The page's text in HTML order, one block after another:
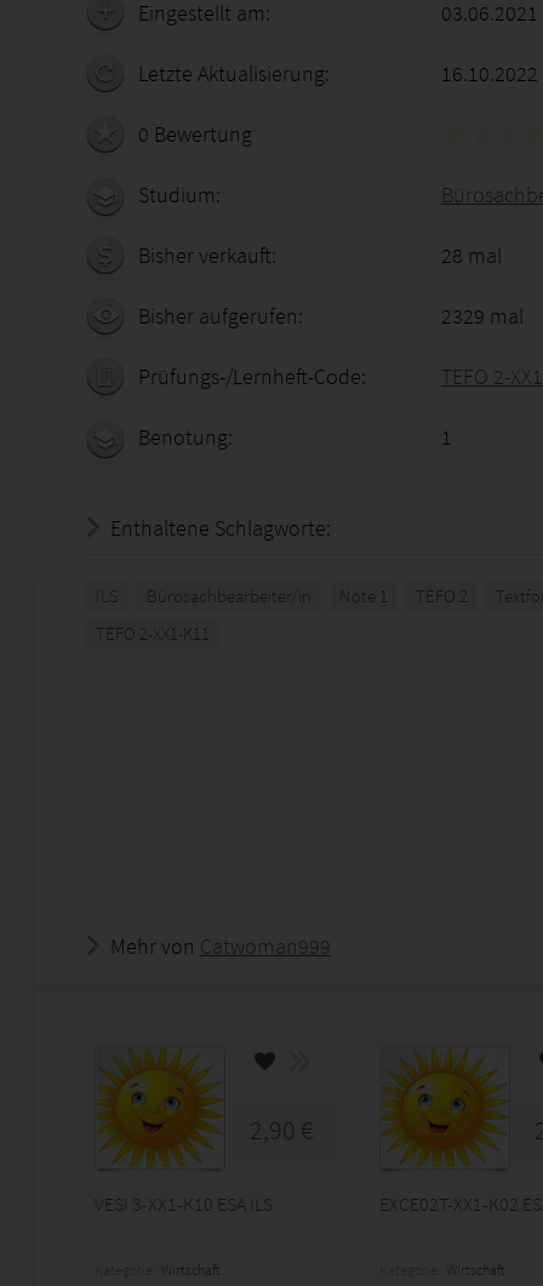
Eingestellt am:
Letzte Aktualisierung: 16.10.2022
0 Bewertung
Studium:
Bisher verkauft: 28 mal
Bisher aufgerufen: 2329 mal
Prüfungs-/Lernheft-Code: TEFO 2-
Benotung: 1
Enthaltene Schlagworte:
ILS Bürosachbearbeiter/in Note 1 TEFO 2
TEFO 2-XX1-K11
Mehr von Catwoman999
2,90 €
VESI 3-XX1-K10 ESA ILS
Wirtschaft
EXCE02T-XX1-K02
Wirtschaft